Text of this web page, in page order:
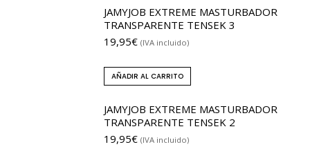
JAMYJOB EXTREME MASTURBADOR
TRANSPARENTE TENSEK 3
19,95€ (IVA incluido)
AÑADIR AL CARRITO
JAMYJOB EXTREME MASTURBADOR
TRANSPARENTE TENSEK 2
19,95€ (IVA incluido)